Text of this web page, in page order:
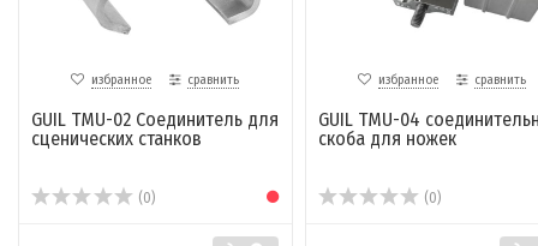
избранное сравнить
GUIL TMU-02 Соединитель для
сценических станков
(0)
избранное сравнить
GUIL TMU-04
скоба для ножек
(0)